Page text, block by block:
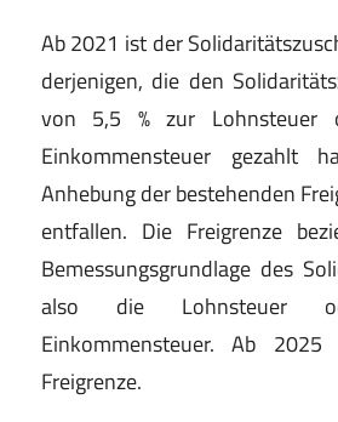
Ab 2021 ist der
derjenigen, die den
von 5,5 % zur Lohnsteuer
Einkommensteuer gezahlt
Anhebung der bestehenden
entfallen. Die Freigrenze
Bemessungsgrundlage des
also die Lohnsteuer
Einkommensteuer. Ab
Freigrenze.